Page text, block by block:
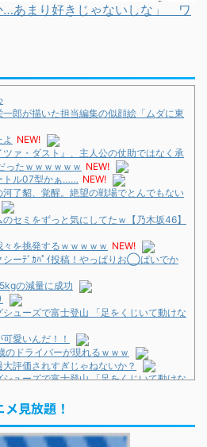
…あまり好きじゃないしな」 ワ
郎が描いた担当編集の似顔絵「ムダに東
よ NEW!
ツァ・ダスト』、主人公の仗助ではなく承
ったｗｗｗｗｗｗ NEW!
トル07型かぁ…… NEW!
河了貂、覚醒。絶望の戦場でとんでもない
セミをずっと気にしてたｗ【乃木坂46】
々を挑発するｗｗｗｗｗ NEW!
シーﾃﾞｶﾊﾟｲ投稿！やっぱりお◯ぱいでか
の減量に成功
シューズで富士登山 「足をくじいて動けな
愛いんだ！！
のドライバーが現れるｗｗｗ
評価されすぎじゃねないか？
ューズで富士登山 「足をくじいて動けな
告漏れ」 税務当局が指摘するも修正に応
タ主催フェスの見どころ
見放題！